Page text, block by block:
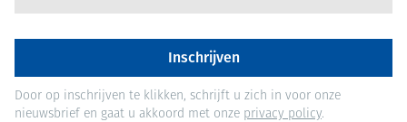
Inschrijven
Door op inschrijven te klikken, schrijft u zich in voor onze
nieuwsbrief en gaat u akkoord met onze privacy policy.